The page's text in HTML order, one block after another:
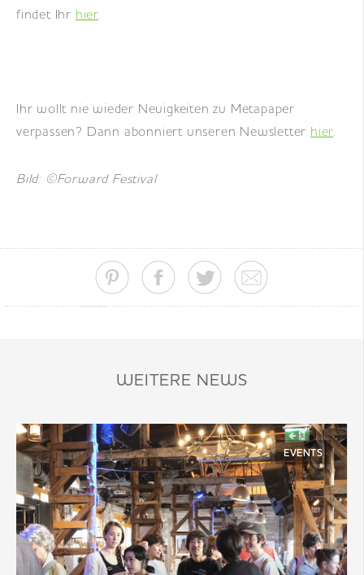
findet Ihr hier.
Ihr wollt nie wieder Neuigkeiten zu Metapaper
verpassen? Dann abonniert unseren Newsletter hier.
Bild: ©Forward Festival
WEITERE NEWS
EVENTS